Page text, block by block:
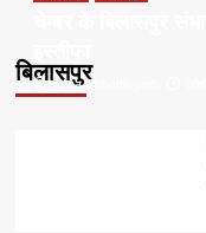
बिलासपुरApna Chhattisgarh